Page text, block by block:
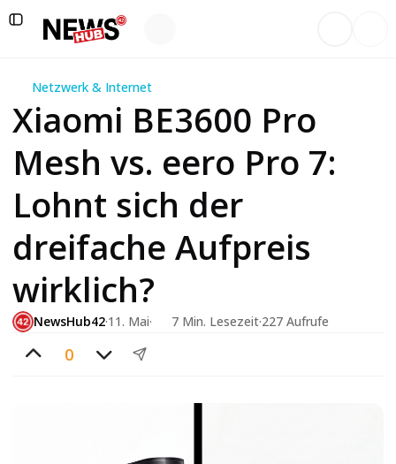
Netzwerk & Internet
Xiaomi BE3600 Pro
Mesh vs. eero Pro 7:
Lohnt sich der
dreifache Aufpreis
wirklich?
NewsHub42·11. Mai· 7 Min. Lesezeit·227Aufrufe
0